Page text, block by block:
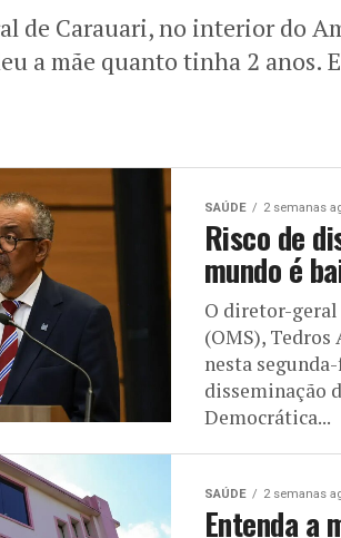
de Carauari, no interior do
a mãe quanto tinha 2 anos.
SAÚDE 2 semanas
Risco de
mundo é
O diretor-geral
(OMS), Tedros
nesta
disseminação
Democrática...
SAÚDE 2 semanas
Entenda a